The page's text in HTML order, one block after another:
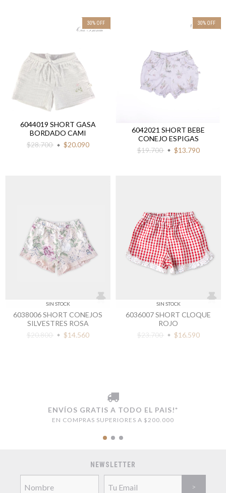
30% OFF
6044019 SHORT GASA
BORDADO CAMI
$28.700
$20.090
30% OFF
6042021 SHORT BEBE
CONEJO ESPIGAS
$19.700
$13.790
SIN STOCK
6038006 SHORT CONEJOS
SILVESTRES ROSA
$20.800
$14.560
SIN STOCK
6036007 SHORT CLOQUE
ROJO
$23.700
$16.590
ENVÍOS GRATIS A TODO EL PAIS!*
EN COMPRAS SUPERIORES A $200.000
NEWSLETTER